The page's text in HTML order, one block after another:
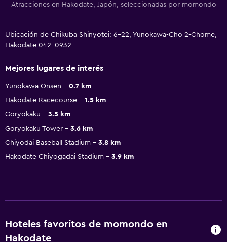
Atracciones en Hakodate, Japón, seleccionadas por momondo
Ubicación de Chikuba Shinyotei: 6-22, Yunokawa-Cho 2-Chome,
Hakodate 042-0932
Mejores lugares de interés
Yunokawa Onsen
0.7 km
Hakodate Racecourse
1.5 km
Goryokaku
3.5 km
Goryokaku Tower
3.6 km
Chiyodai Baseball Stadium
3.8 km
Hakodate Chiyogadai Stadium
3.9 km
Hoteles favoritos de momondo en
Hakodate